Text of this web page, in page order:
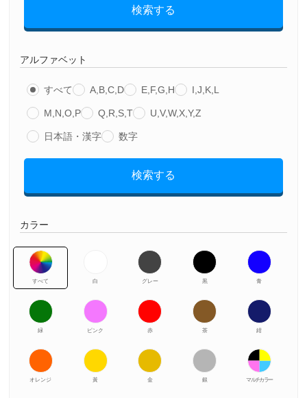
検索する
アルファベット
すべて A,B,C,D E,F,G,H I,J,K,L
M,N,O,P Q,R,S,T U,V,W,X,Y,Z
日本語・漢字 数字
検索する
カラー
すべて 白 グレー 黒 青
緑 ピンク 赤 茶 紺
オレンジ 黃 金 銀 マルチカラー